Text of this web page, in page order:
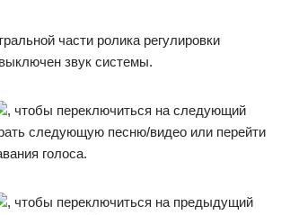
части ролика регулировки
звук системы.
, чтобы переключиться на следующий
следующую песню/видео или перейти
голоса.
, чтобы переключиться на предыдущий